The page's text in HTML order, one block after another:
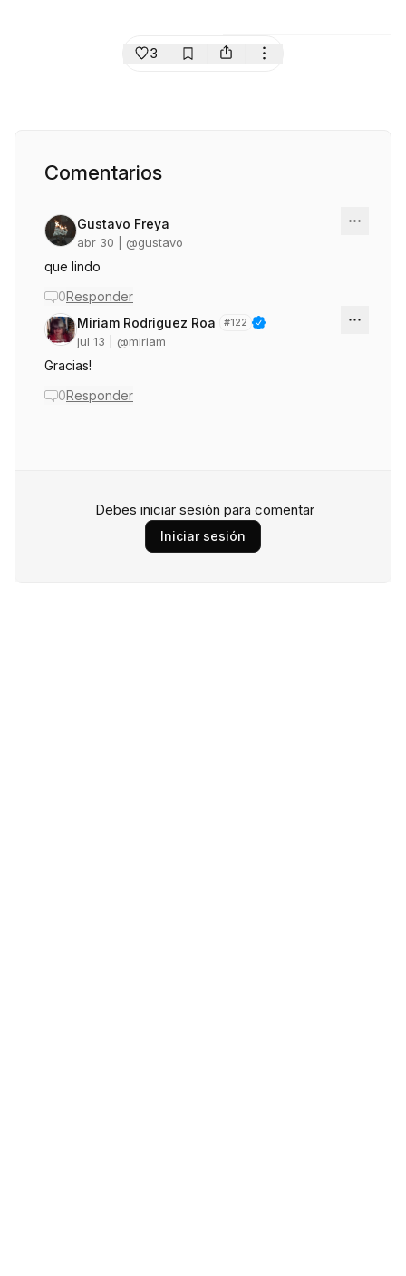
3
Comentarios
Gustavo Freya
abr 30 | @gustavo
que lindo
0Responder
Miriam Rodriguez Roa
#122
jul 13 | @miriam
Gracias!
0Responder
Debes iniciar sesión para comentar
Iniciar sesión